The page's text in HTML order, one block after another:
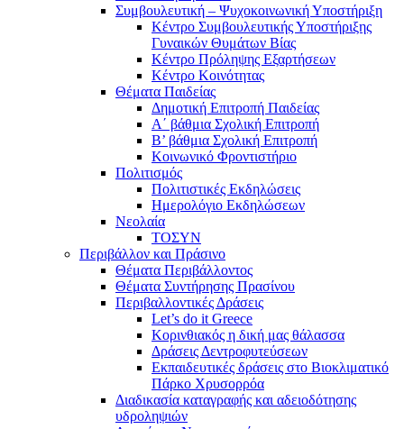
Συμβουλευτική – Ψυχοκοινωνική Υποστήριξη
Κέντρο Συμβουλευτικής Υποστήριξης
Γυναικών Θυμάτων Βίας
Κέντρο Πρόληψης Εξαρτήσεων
Κέντρο Κοινότητας
Θέματα Παιδείας
Δημοτική Επιτροπή Παιδείας
Α΄ βάθμια Σχολική Επιτροπή
B’ βάθμια Σχολική Επιτροπή
Κοινωνικό Φροντιστήριο
Πολιτισμός
Πολιτιστικές Εκδηλώσεις
Ημερολόγιο Εκδηλώσεων
Νεολαία
ΤΟΣΥΝ
Περιβάλλον και Πράσινο
Θέματα Περιβάλλοντος
Θέματα Συντήρησης Πρασίνου
Περιβαλλοντικές Δράσεις
Let’s do it Greece
Kορινθιακός η δική μας θάλασσα
Δράσεις Δεντροφυτεύσεων
Εκπαιδευτικές δράσεις στο Βιοκλιματικό
Πάρκο Χρυσορρόα
Διαδικασία καταγραφής και αδειοδότησης
υδροληψιών